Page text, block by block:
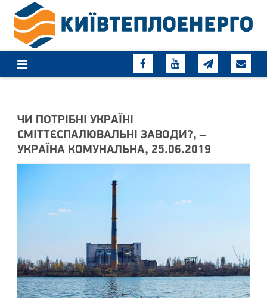
content
ЧИ ПОТРІБНІ УКРАЇНІ
СМІТТЄСПАЛЮВАЛЬНІ ЗАВОДИ?, –
УКРАЇНА КОМУНАЛЬНА, 25.06.2019